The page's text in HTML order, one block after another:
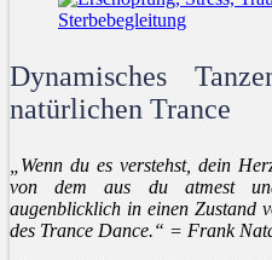
Dynamisches
natürlichen Trance
„Wenn du es verstehst, dein
von dem aus du atmest
augenblicklich in einen Zustand
des Trance Dance.“ = Frank